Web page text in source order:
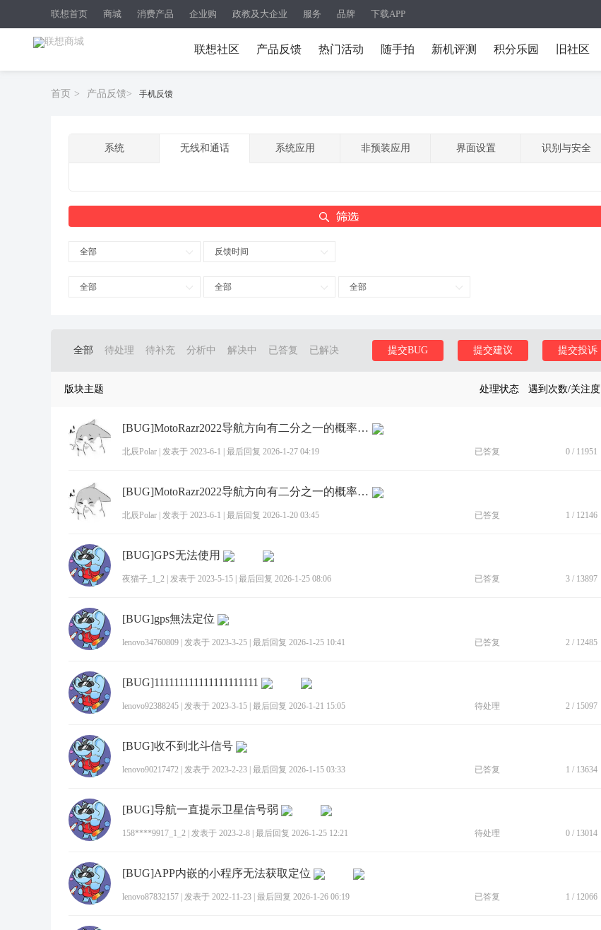
联想首页 商城 消费产品 企业购 政教及大企业 服务 品牌 下载APP
联想社区 产品反馈 热门活动 随手拍 新机评测 积分乐园 旧社区
首页 > 产品反馈> 手机反馈
系统 无线和通话 系统应用 非预装应用 界面设置 识别与安全
全部 反馈时间
全部 全部 全部
全部 待处理 待补充 分析中 解决中 已答复 已解决 提交投诉
提交建议
提交BUG
版块主题 处理状态 遇到次数/关注度
[BUG]MotoRazr2022导航方向有二分之一的概率是反方向的
北辰Polar 发表于 2023-6-1 最后回复 2026-1-27 04:19 已答复 0 / 11951
[BUG]MotoRazr2022导航方向有二分之一的概率是反方向的
北辰Polar 发表于 2023-6-1 最后回复 2026-1-20 03:45 已答复 1 / 12146
[BUG]GPS无法使用
夜猫子_1_2 发表于 2023-5-15 最后回复 2026-1-25 08:06 已答复 3 / 13897
[BUG]gps無法定位
lenovo34760809 发表于 2023-3-25 最后回复 2026-1-25 10:41 已答复 2 / 12485
[BUG]111111111111111111111
lenovo92388245 发表于 2023-3-15 最后回复 2026-1-21 15:05 待处理 2 / 15097
[BUG]收不到北斗信号
lenovo90217472 发表于 2023-2-23 最后回复 2026-1-15 03:33 已答复 1 / 13634
[BUG]导航一直提示卫星信号弱
158****9917_1_2 发表于 2023-2-8 最后回复 2026-1-25 12:21 待处理 0 / 13014
[BUG]APP内嵌的小程序无法获取定位
lenovo87832157 发表于 2022-11-23 最后回复 2026-1-26 06:19 已答复 1 / 12066